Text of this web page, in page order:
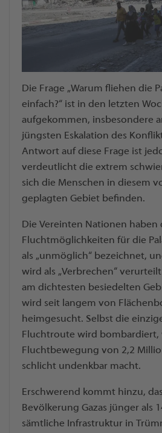
Die Frage „Warum fliehen die
einfach?“ ist in den letzten
aufgekommen, insbesondere
jüngsten Eskalation des
Antwort auf diese Frage ist
verdeutlicht die extrem
sich die Menschen in diesem
geplagten Gebiet befinden.
Die Vereinten Nationen haben
Fluchtmöglichkeiten für die
als „unmöglich“ bezeichnet,
wird als „Verbrechen“
am dichtesten besiedelten
wird seit langem von
heimgesucht. Selbst die
Fluchtroute wird bombardiert,
Fluchtbewegung von 2,2
schlicht undenkbar macht.
Erschwerend kommt hinzu,
Bevölkerung Gazas jünger als
sämtliche Infrastruktur in